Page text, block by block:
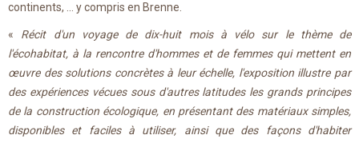
continents, ... y compris en Brenne.
« Récit d'un voyage de dix-huit mois à vélo sur le thème de
l'écohabitat, à la rencontre d'hommes et de femmes qui mettent en
œuvre des solutions concrètes à leur échelle, l'exposition illustre par
des expériences vécues sous d'autres latitudes les grands principes
de la construction écologique, en présentant des matériaux simples,
disponibles et faciles à utiliser, ainsi que des façons d'habiter